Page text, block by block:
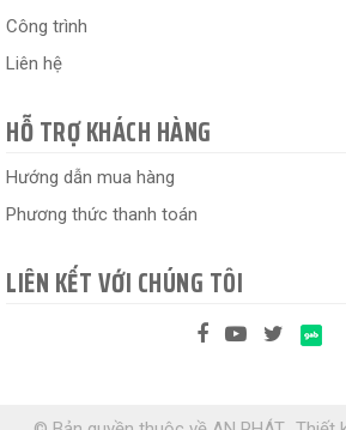
Công trình
Liên hệ
HỖ TRỢ KHÁCH HÀNG
Hướng dẫn mua hàng
Phương thức thanh toán
LIÊN KẾT VỚI CHÚNG TÔI